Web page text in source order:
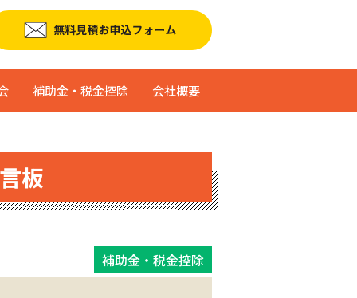
補助金・税金控除 会社概要
板
補助金・税金控除